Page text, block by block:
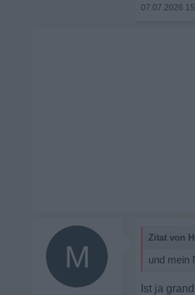
07.07.2026
M
Zitat von
und mein
Ist ja